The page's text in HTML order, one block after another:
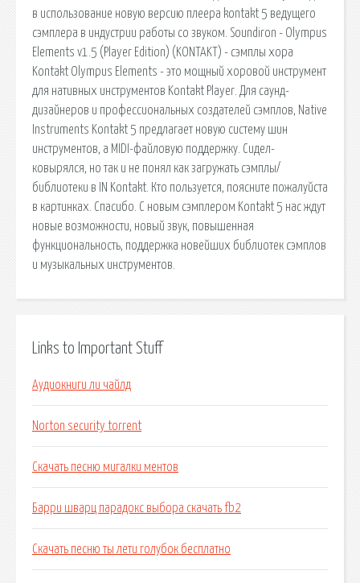
в использование новую версию плеера kontakt 5 ведущего
сэмплера в индустрии работы со звуком. Soundiron - Olympus
Elements v1.5 (Player Edition) (KONTAKT) - сэмплы хора
Kontakt Olympus Elements - это мощный хоровой инструмент
для нативных инструментов Kontakt Player. Для саунд-
дизайнеров и профессиональных создателей сэмплов, Native
Instruments Kontakt 5 предлагает новую систему шин
инструментов, а MIDI-файловую поддержку. Сидел-
ковырялся, но так и не понял как загружать сэмплы/
библиотеки в IN Kontakt. Кто пользуется, поясните пожалуйста
в картинках. Спасибо. С новым сэмплером Kontakt 5 нас ждут
новые возможности, новый звук, повышенная
функциональность, поддержка новейших библиотек сэмплов
и музыкальных инструментов.
Links to Important Stuff
Аудиокниги ли чайлд
Norton security torrent
Скачать песню мигалки ментов
Барри шварц парадокс выбора скачать fb2
Скачать песню ты лети голубок бесплатно